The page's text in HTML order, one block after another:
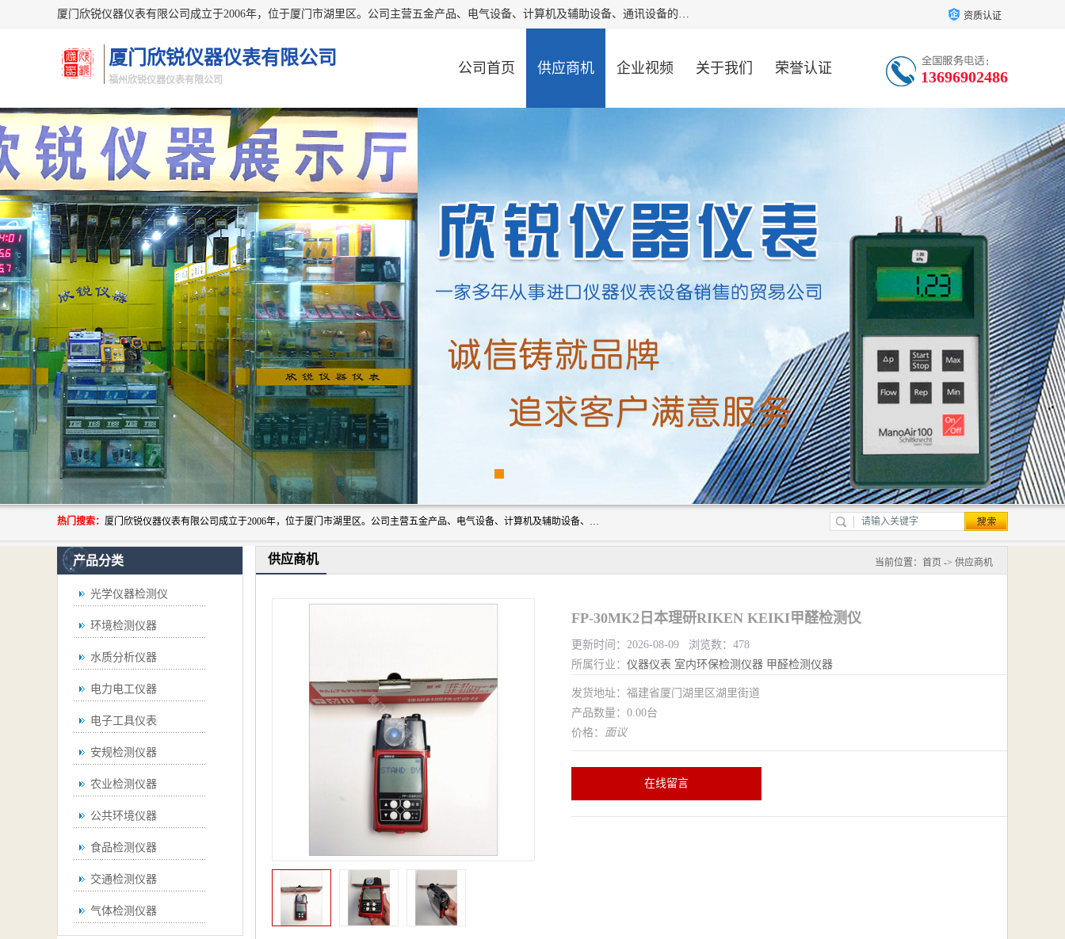
厦门欣锐仪器仪表有限公司成立于2006年，位于厦门市湖里区。公司主营五金产品、电气设备、计算机及辅助设备、通讯设备的批发与零售，同时涉及乐器、照相器材等文化用品的销售。此外，公司还提供通用设备、电气设备、仪器仪表的修理服务，以及信息系统集成、信息技术咨询、数据处理和存储等技术支持。公司致力于为客户提供全面的产品和服务，满足多样化的市场需求。 资质认证
厦门欣锐仪器仪表有限公司
福州欣锐仪器仪表有限公司
公司首页 供应商机 企业视频 关于我们 荣誉认证 13696902486
热门搜索： 厦门欣锐仪器仪表有限公司成立于2006年，位于厦门市湖里区。公司主营五金产品、电气设备、计算机及辅助设备、通讯设备的批发与零售，同时涉及乐器、照相器材等文化用品的销售。此外，公司还提供通用设备、电气设备、仪器仪表的修理服务，以及信息系统集成、信息技术咨询、数据处理和存储等技术支持。公司致力于为客户提供全面的产品和服务，满足多样化的市场需求。
产品分类
光学仪器检测仪
环境检测仪器
水质分析仪器
电力电工仪器
电子工具仪表
安规检测仪器
农业检测仪器
公共环境仪器
食品检测仪器
交通检测仪器
气体检测仪器
供应商机 当前位置： 首页 -> 供应商机
FP-30MK2日本理研RIKEN KEIKI甲醛检测仪
更新时间：2026-08-09 浏览数：478
所属行业： 仪器仪表 室内环保检测仪器 甲醛检测仪器
发货地址：福建省厦门湖里区湖里街道
产品数量：0.00台
价格： 面议
在线留言